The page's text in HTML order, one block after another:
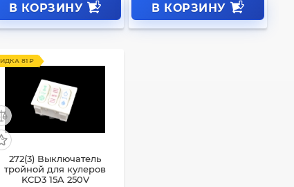
В КОРЗИНУ В КОРЗИНУ
СКИДКА 81 ₽
272(3) Выключатель
тройной для кулеров
KCD3 15A 250V